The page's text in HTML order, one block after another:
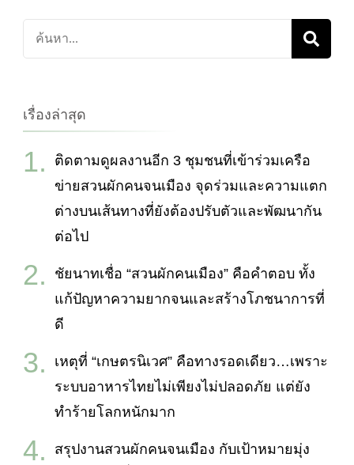
ค้นหา
เกี่ยว
เรื่องล่าสุด
ติดตามดูผลงานอีก 3 ชุมชนที่เข้าร่วมเครือ
ข่ายสวนผักคนจนเมือง จุดร่วมและความแตก
ต่างบนเส้นทางที่ยังต้องปรับตัวและพัฒนากัน
ต่อไป
ชัยนาทเชื่อ “สวนผักคนเมือง” คือคำตอบ ทั้ง
แก้ปัญหาความยากจนและสร้างโภชนาการที่
ดี
เหตุที่ “เกษตรนิเวศ” คือทางรอดเดียว…เพราะ
ระบบอาหารไทยไม่เพียงไม่ปลอดภัย แต่ยัง
ทำร้ายโลกหนักมาก
สรุปงานสวนผักคนจนเมือง กับเป้าหมายมุ่ง